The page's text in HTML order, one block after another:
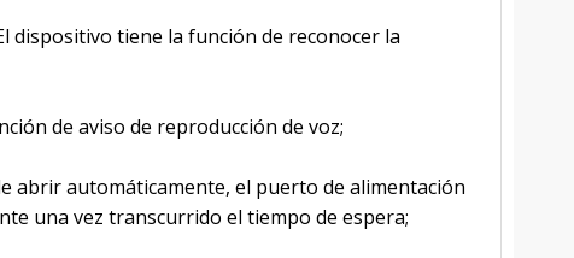
dispositivo tiene la función de reconocer la
de aviso de reproducción de voz;
abrir automáticamente, el puerto de alimentación
una vez transcurrido el tiempo de espera;